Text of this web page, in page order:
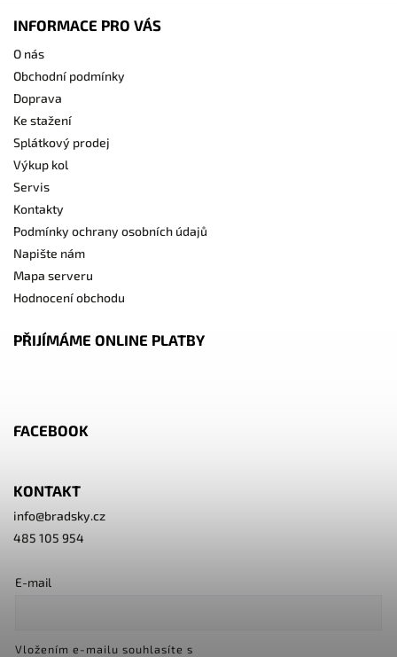
INFORMACE PRO VÁS
O nás
Obchodní podmínky
Doprava
Ke stažení
Splátkový prodej
Výkup kol
Servis
Kontakty
Podmínky ochrany osobních údajů
Napište nám
Mapa serveru
Hodnocení obchodu
PŘIJÍMÁME ONLINE PLATBY
FACEBOOK
KONTAKT
info@bradsky.cz
485 105 954
E-mail
Vložením e-mailu souhlasíte s